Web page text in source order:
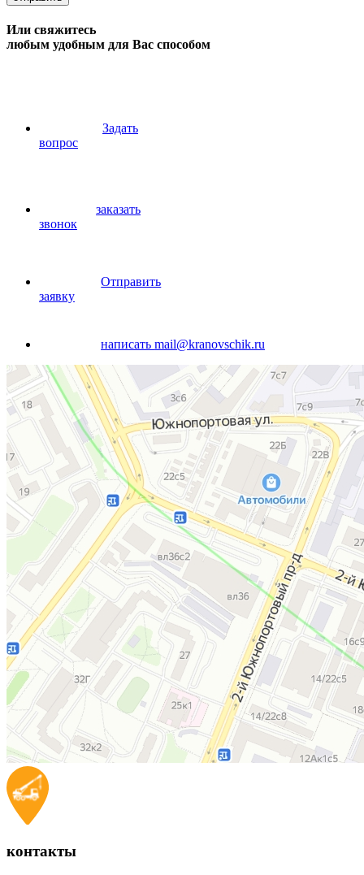
Или свяжитесь
любым удобным для Вас способом
Задать
вопрос
заказать
звонок
Отправить
заявку
написатьmail@kranovschik.ru
контакты